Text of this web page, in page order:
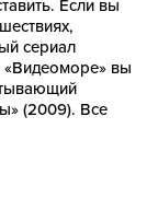
Если вы
сериал
вы
(2009). Все